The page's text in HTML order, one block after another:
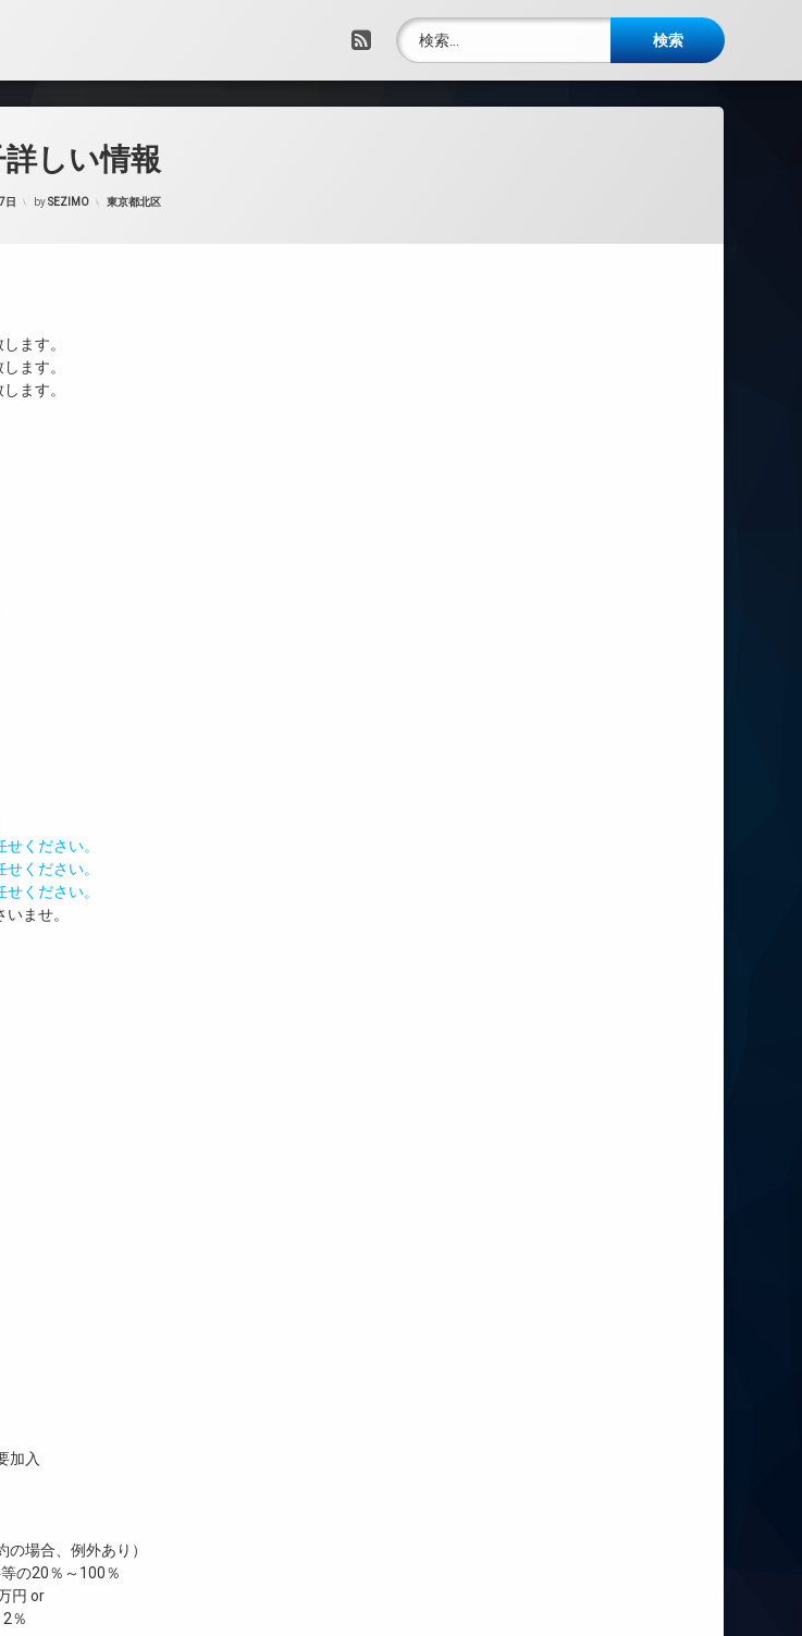
RSS
検索:
しい情報
日 bySEZIMO カテゴリー:
東京都北区
ます。
ます。
ます。
ください。
ください。
ください。
ませ。
入
場合、例外あり）
の20％～100％
円 or
％